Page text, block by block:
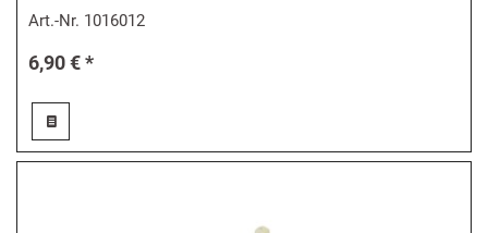
Art.-Nr. 1016012
6,90 € *